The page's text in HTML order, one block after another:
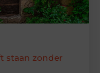
staan zonder